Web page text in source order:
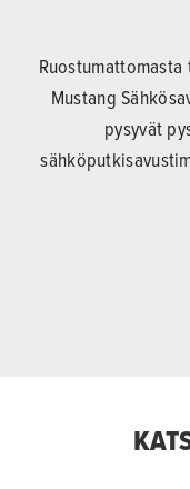
Mustang
pysyvät